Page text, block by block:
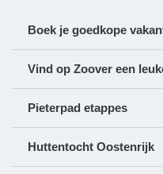
Boek je goedkope
Vind op Zoover een
Pieterpad etappes
Huttentocht Oostenrijk